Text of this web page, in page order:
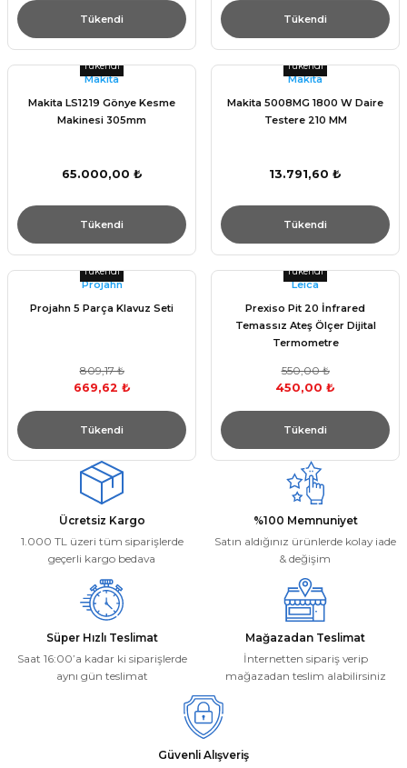
Tükendi Tükendi
Tükendi
Makita
Makita LS1219 Gönye Kesme
Makinesi 305mm
65.000,00 ₺
Tükendi
Tükendi
Makita
Makita 5008MG 1800 W Daire
Testere 210 MM
13.791,60 ₺
Tükendi
Tükendi
Projahn
Projahn 5 Parça Klavuz Seti
809,17 ₺
669,62 ₺
Tükendi
Tükendi
Leica
Prexiso Pit 20 İnfrared
Temassız Ateş Ölçer Dijital
Termometre
550,00 ₺
450,00 ₺
Tükendi
Ücretsiz Kargo
1.000 TL üzeri tüm siparişlerde
geçerli kargo bedava
%100 Memnuniyet
Satın aldığınız ürünlerde kolay iade
& değişim
Süper Hızlı Teslimat
Saat 16:00’a kadar ki siparişlerde
aynı gün teslimat
Mağazadan Teslimat
İnternetten sipariş verip
mağazadan teslim alabilirsiniz
Güvenli Alışveriş